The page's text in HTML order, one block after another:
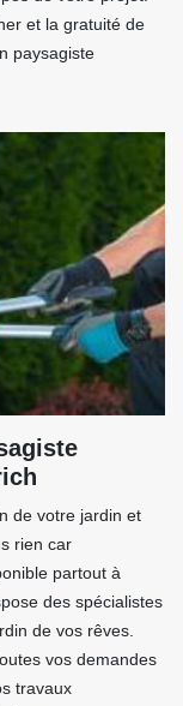
et la gratuité de
paysagiste
de votre jardin et
rien car
partout à
des spécialistes
de vos rêves.
vos demandes
travaux